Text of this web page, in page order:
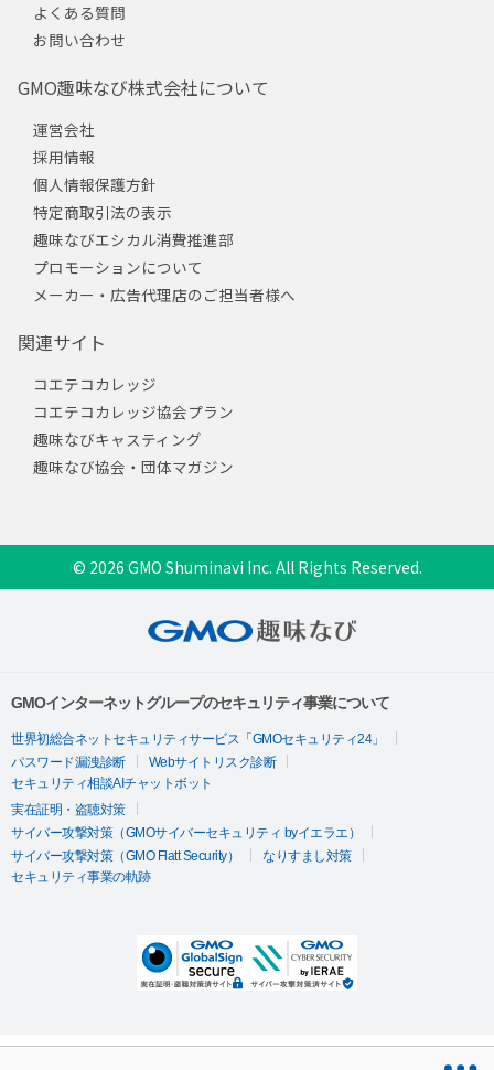
よくある質問
お問い合わせ
GMO趣味なび株式会社について
運営会社
採用情報
個人情報保護方針
特定商取引法の表示
趣味なびエシカル消費推進部
プロモーションについて
メーカー・広告代理店のご担当者様へ
関連サイト
コエテコカレッジ
コエテコカレッジ協会プラン
趣味なびキャスティング
趣味なび協会・団体マガジン
© 2026 GMO Shuminavi Inc. All Rights Reserved.